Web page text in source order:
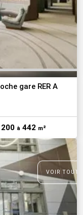
gare RER A
200 à 442 m²
VOIR